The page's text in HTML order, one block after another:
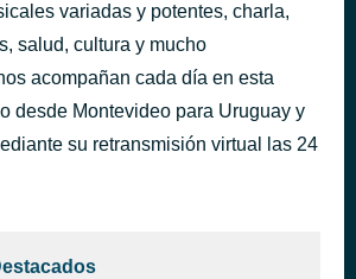
I
hace 42 minutos
variadas y potentes, charla,
salud, cultura y mucho
acompañan cada día en esta
desde Montevideo para Uruguay y
su retransmisión virtual las 24